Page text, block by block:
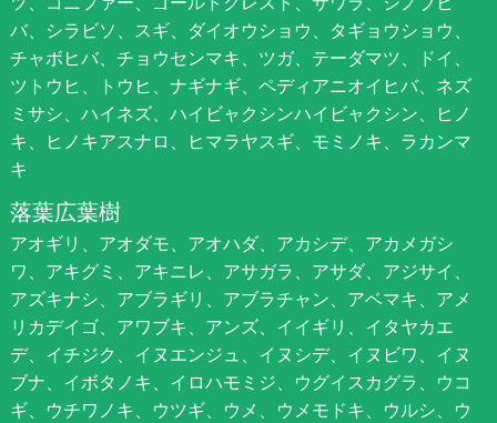
バ、シラビソ、スギ、ダイオウショウ、タギョウショウ、
チャボヒバ、チョウセンマキ、ツガ、テーダマツ、ドイ、
ツトウヒ、トウヒ、ナギナギ、ペディアニオイヒバ、ネズ
ミサシ、ハイネズ、ハイビャクシンハイビャクシン、ヒノ
キ、ヒノキアスナロ、ヒマラヤスギ、モミノキ、ラカンマ
キ
落葉広葉樹
アオギリ、アオダモ、アオハダ、アカシデ、アカメガシ
ワ、アキグミ、アキニレ、アサガラ、アサダ、アジサイ、
アズキナシ、アブラギリ、アブラチャン、アベマキ、アメ
リカデイゴ、アワブキ、アンズ、イイギリ、イタヤカエ
デ、イチジク、イヌエンジュ、イヌシデ、イヌビワ、イヌ
ブナ、イボタノキ、イロハモミジ、ウグイスカグラ、ウコ
ギ、ウチワノキ、ウツギ、ウメ、ウメモドキ、ウルシ、ウ